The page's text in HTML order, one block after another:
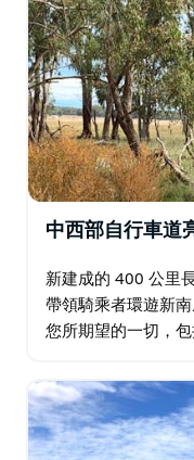
中西部自行車道
新建成的 400 公里
帶領騎乘者環遊新
您所期望的一切，